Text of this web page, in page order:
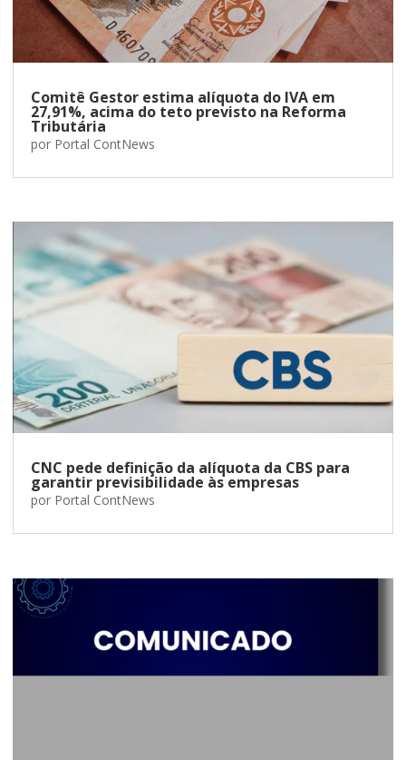
Comitê Gestor estima alíquota do IVA em
27,91%, acima do teto previsto na Reforma
Tributária
por Portal ContNews
CNC pede definição da alíquota da CBS para
garantir previsibilidade às empresas
por Portal ContNews